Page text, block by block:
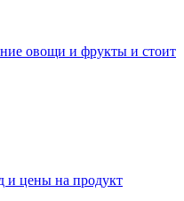
овощи и фрукты и стоит
и цены на продукт